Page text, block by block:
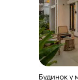
Будинок у